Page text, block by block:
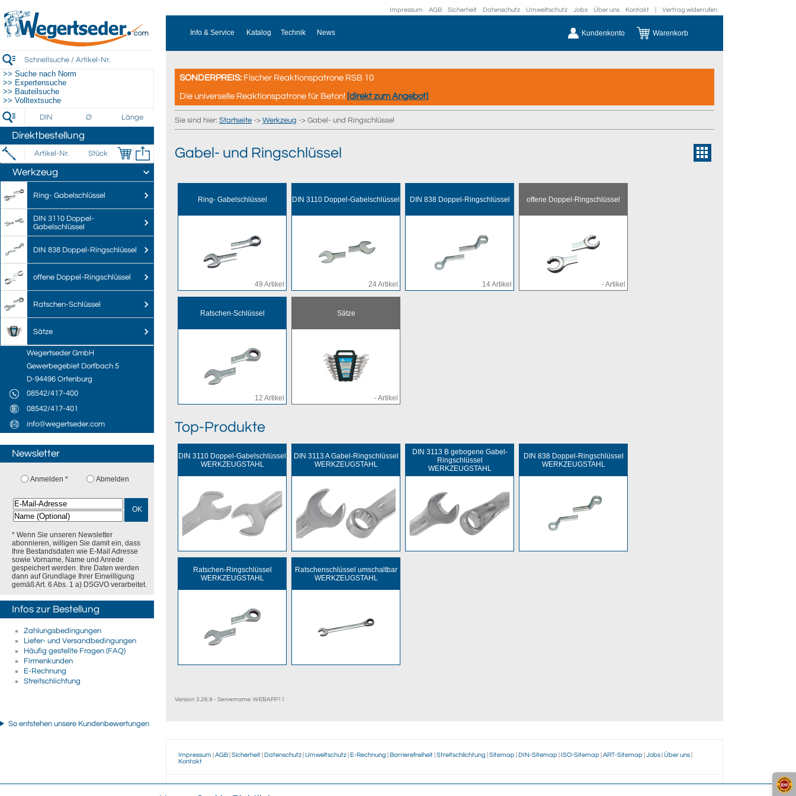
>> Suche nach Norm
>> Expertensuche
>> Bauteilsuche
>> Volltextsuche
Direktbestellung
Werkzeug
Ring- Gabelschlüssel
DIN 3110 Doppel-
Gabelschlüssel
DIN 838 Doppel-Ringschlüssel
offene Doppel-Ringschlüssel
Ratschen-Schlüssel
Sätze
Wegertseder GmbH
Gewerbegebiet Dorfbach 5
D-94496 Ortenburg
08542/417-400
08542/417-401
info@wegertseder.com
Newsletter
Anmelden * Abmelden
OK
* Wenn Sie unseren Newsletter
abonnieren, willigen Sie damit ein, dass
Ihre Bestandsdaten wie E-Mail Adresse
sowie Vorname, Name und Anrede
gespeichert werden. Ihre Daten werden
dann auf Grundlage Ihrer Einwilligung
gemäß Art. 6 Abs. 1 a) DSGVO verarbeitet.
Infos zur Bestellung
Zahlungsbedingungen
Liefer- und Versandbedingungen
Häufig gestellte Fragen (FAQ)
Firmenkunden
E-Rechnung
Streitschlichtung
Impressum AGB Sicherheit Datenschutz Umweltschutz Jobs Über uns Kontakt Vertrag widerrufen
Info & Service Katalog Technik News Kundenkonto Warenkorb
SONDERPREIS: Fischer Reaktionspatrone RSB 10
Die universelle Reaktionspatrone für Beton! [direkt zum Angebot]
Sie sind hier: Startseite -> Werkzeug -> Gabel- und Ringschlüssel
Gabel- und Ringschlüssel
Ring- Gabelschlüssel
49 Artikel
DIN 3110 Doppel-Gabelschlüssel
24 Artikel
DIN 838 Doppel-Ringschlüssel
14 Artikel
offene Doppel-Ringschlüssel
- Artikel
Ratschen-Schlüssel
12 Artikel
Sätze
- Artikel
Top-Produkte
DIN 3110 Doppel-Gabelschlüssel
WERKZEUGSTAHL
DIN 3113 A Gabel-Ringschlüssel
WERKZEUGSTAHL
DIN 3113 B gebogene Gabel-
Ringschlüssel
WERKZEUGSTAHL
DIN 838 Doppel-Ringschlüssel
WERKZEUGSTAHL
Ratschen-Ringschlüssel
WERKZEUGSTAHL
Ratschenschlüssel umschaltbar
WERKZEUGSTAHL
Version 3.26.9 - Servername: WEBAPP11
Impressum AGB Sicherheit Datenschutz Umweltschutz E-Rechnung Barrierefreiheit Streitschlichtung Sitemap DIN-Sitemap ISO-Sitemap ART-Sitemap Jobs Über uns
Kontakt
So entstehen unsere Kundenbewertungen